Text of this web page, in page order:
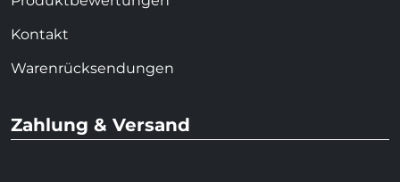
Kontakt
Warenrücksendungen
Zahlung & Versand